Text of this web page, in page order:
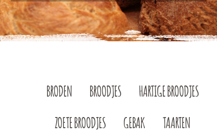
BRODEN BROODJES HARTIGE BROODJES
ZOETE BROODJES GEBAK TAARTEN